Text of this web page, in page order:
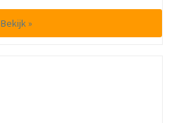
Bekijk »